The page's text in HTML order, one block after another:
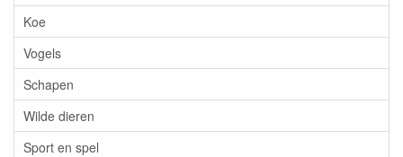
Koe
Vogels
Schapen
Wilde dieren
Sport en spel